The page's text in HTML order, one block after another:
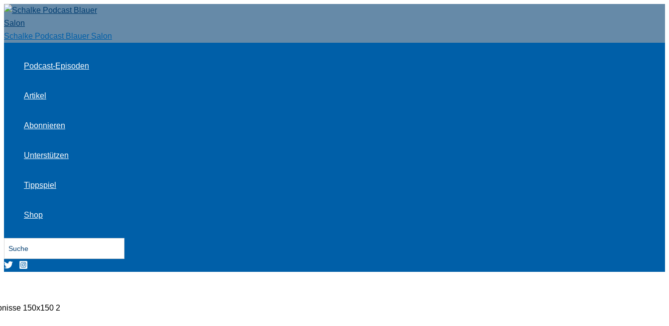
Zum
Inhalt
springen
Schalke Podcast Blauer Salon
Podcast-Episoden
Artikel
Abonnieren
Unterstützen
Tippspiel
Shop
for: